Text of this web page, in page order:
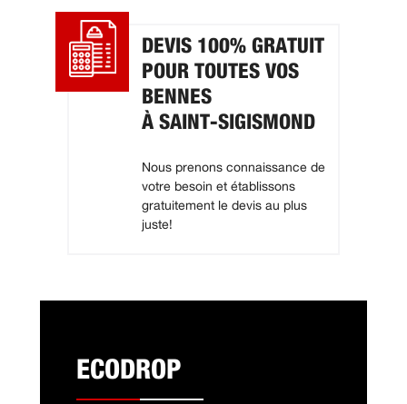
DEVIS 100% GRATUIT
POUR TOUTES VOS
BENNES
À SAINT-SIGISMOND
Nous prenons connaissance de
votre besoin et établissons
gratuitement le devis au plus
juste!
ECODROP